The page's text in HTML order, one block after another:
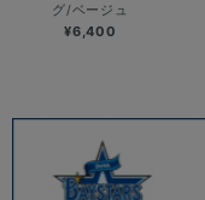
グ/ベージュ
¥6,400